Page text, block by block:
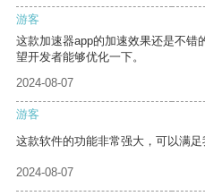
游客
这款加速器app的加速效果还是不错
望开发者能够优化一下。
2024-08-07
游客
这款软件的功能非常强大，可以满足
2024-08-07